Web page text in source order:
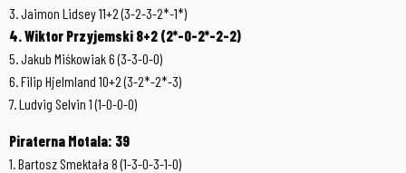
3. Jaimon Lidsey 11+2 (3-2-3-2*-1*)
4. Wiktor Przyjemski 8+2 (2*-0-2*-2-2)
5. Jakub Miśkowiak 6 (3-3-0-0)
6. Filip Hjelmland 10+2 (3-2*-2*-3)
7. Ludvig Selvin 1 (1-0-0-0)
Piraterna Motala: 39
1. Bartosz Smektała 8 (1-3-0-3-1-0)